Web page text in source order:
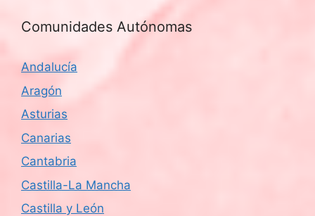
Comunidades Autónomas
Andalucía
Aragón
Asturias
Canarias
Cantabria
Castilla-La Mancha
Castilla y León